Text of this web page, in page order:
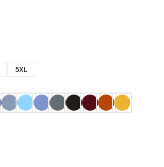
5XL